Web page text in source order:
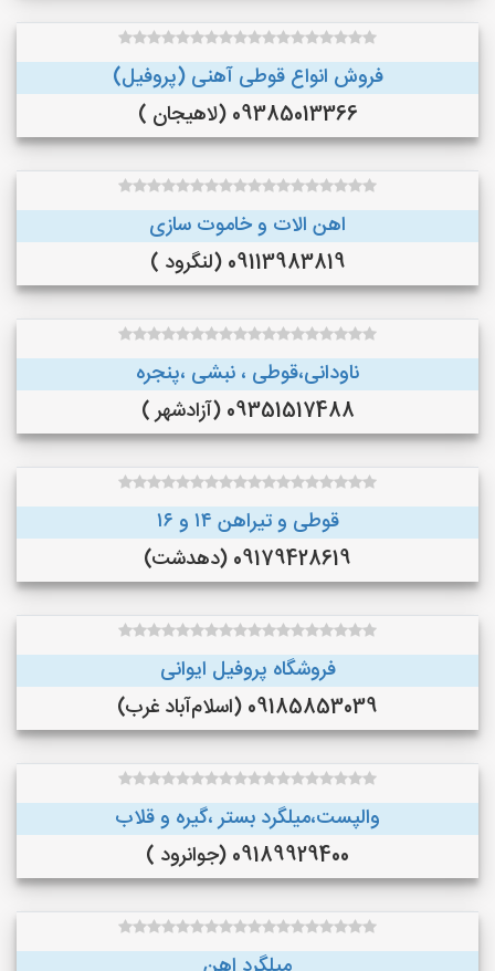
فروش انواع قوطی آهنی (پروفیل)
09385013366 (لاهیجان )
اهن الات و خاموت سازی
09113983819 (لنگرود )
ناودانی،قوطی ، نبشی ،پنجره
09351517488 (آزادشهر )
قوطی و تیراهن ۱۴ و ۱۶
09179428619 (دهدشت)
فروشگاه پروفیل ایوانی
09185853039 (اسلام‌آباد غرب)
والپست،میلگرد بستر ،گیره و قلاب
09189929400 (جوانرود )